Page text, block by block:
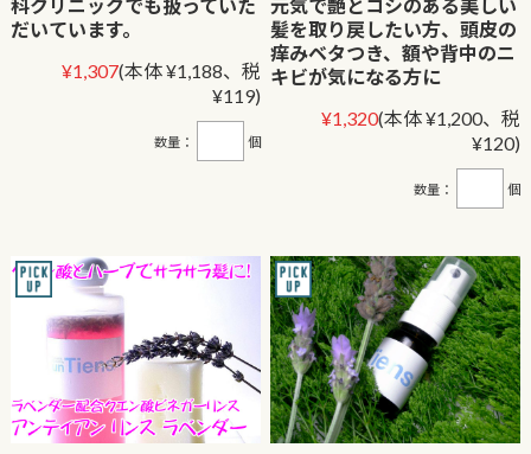
科クリニックでも扱っていた
だいています。
¥1,307(本体 ¥1,188、税
¥119)
数量： 個
元気で艶とコシのある美しい
髪を取り戻したい方、頭皮の
痒みベタつき、額や背中のニ
キビが気になる方に
¥1,320(本体 ¥1,200、税
¥120)
数量： 個